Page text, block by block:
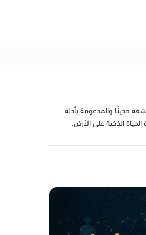
حديثًا والمدعومة بأدلة
الذكية على الأرض.